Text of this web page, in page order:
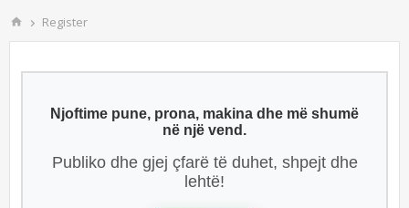
Register
Njoftime pune, prona, makina dhe më shumë
në një vend.
Publiko dhe gjej çfarë të duhet, shpejt dhe
lehtë!